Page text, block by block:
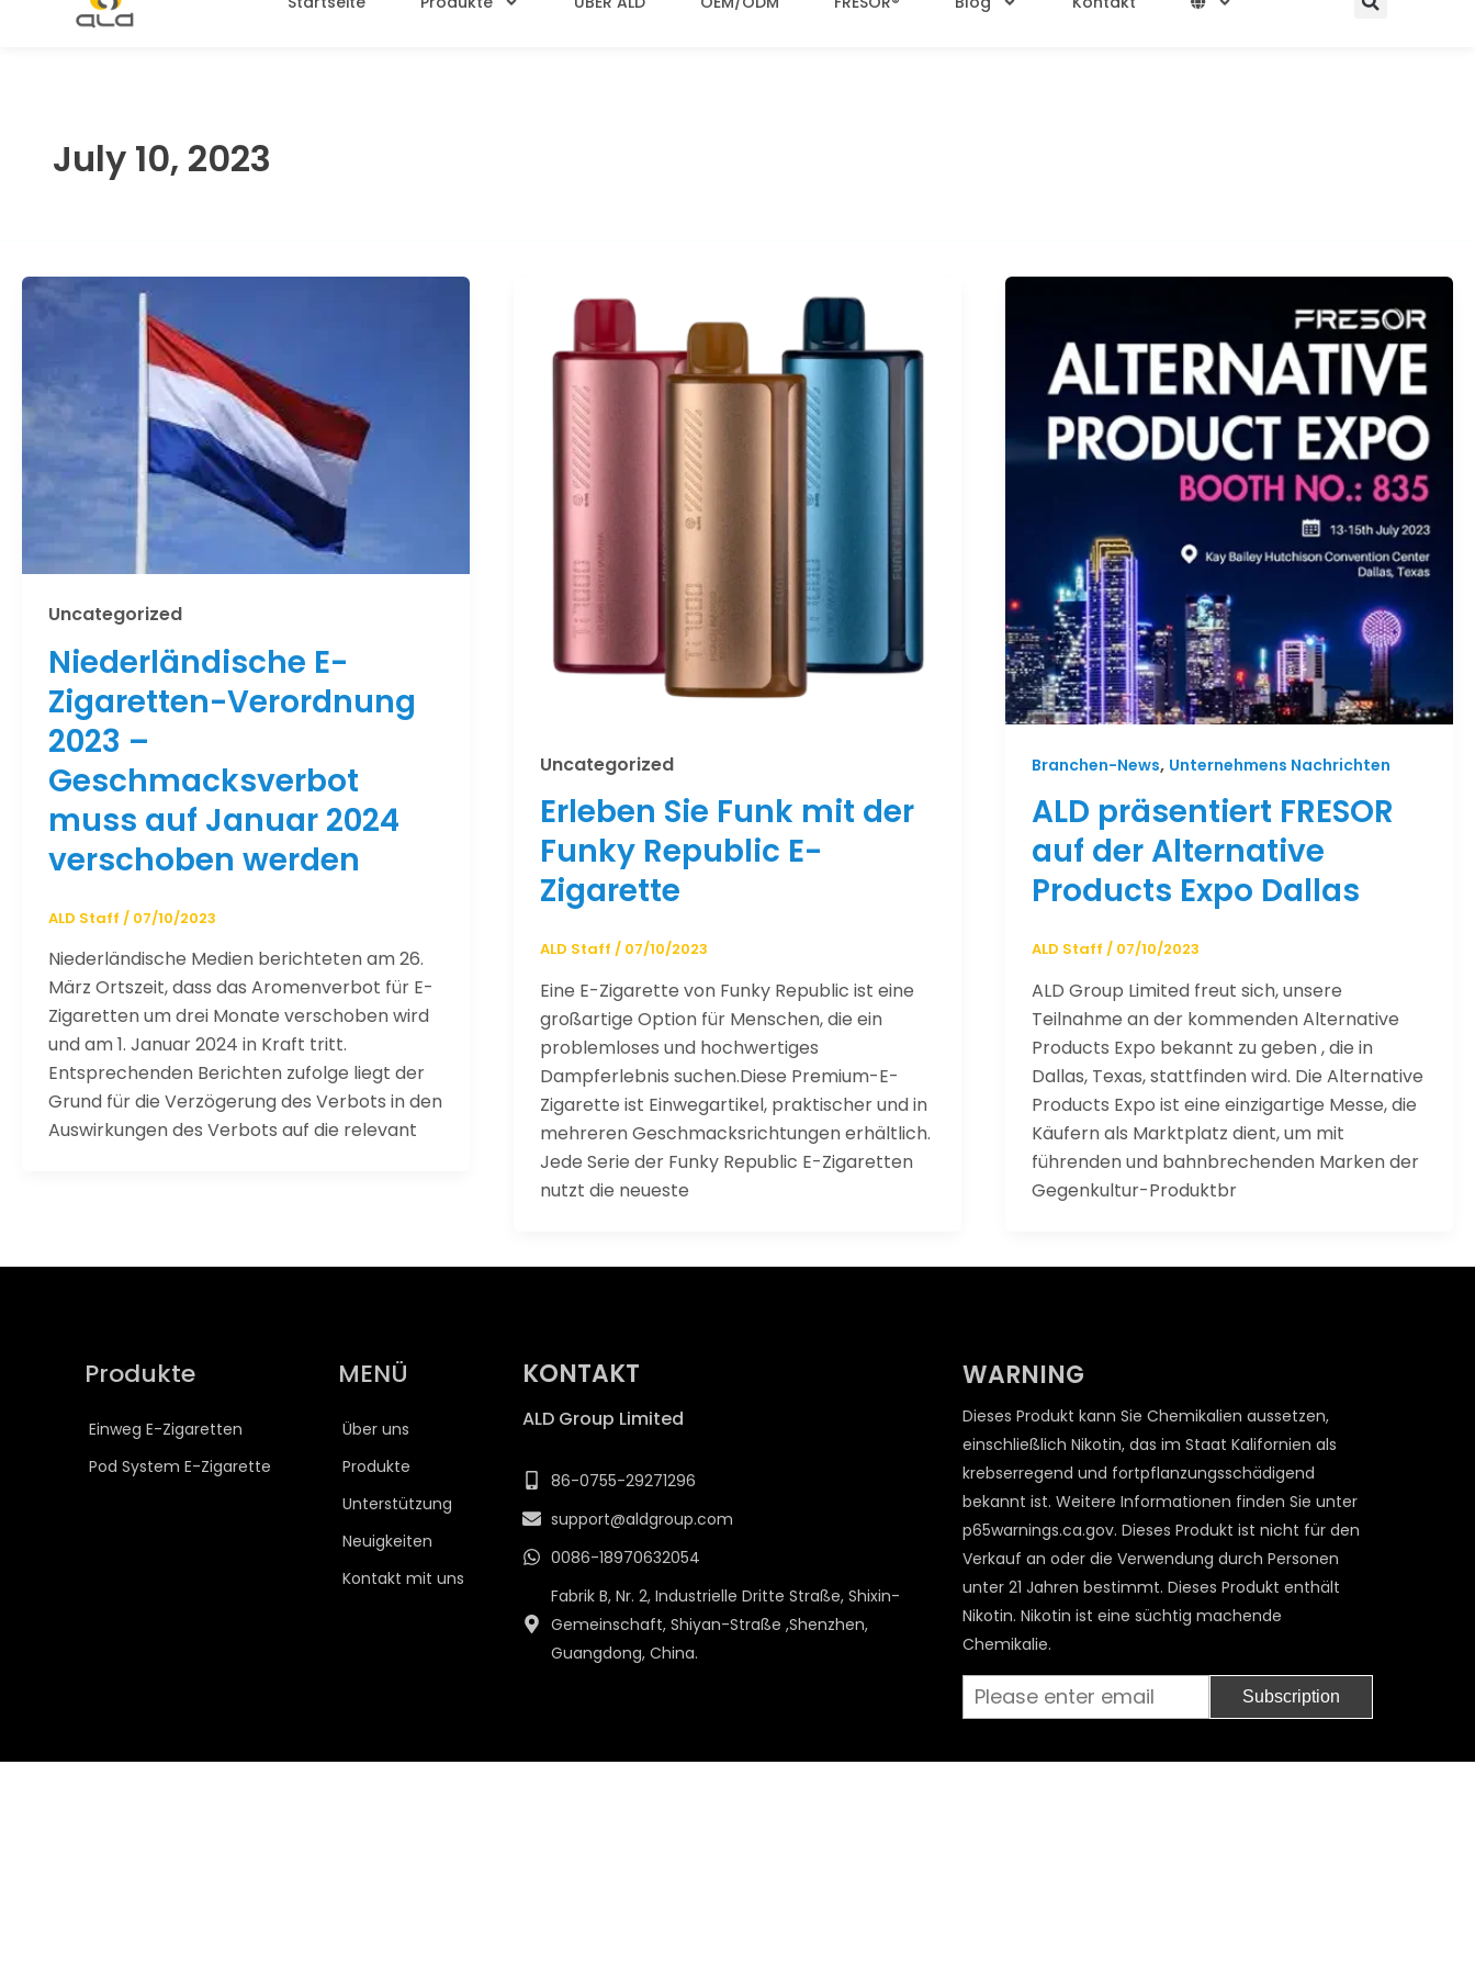
July 10, 2023
Uncategorized
Niederländische E-
Zigaretten-Verordnung
2023 –
Geschmacksverbot
muss auf Januar 2024
verschoben werden
ALD Staff / 07/10/2023
Niederländische Medien berichteten am 26.
März Ortszeit, dass das Aromenverbot für E-
Zigaretten um drei Monate verschoben wird
und am 1. Januar 2024 in Kraft tritt.
Entsprechenden Berichten zufolge liegt der
Grund für die Verzögerung des Verbots in den
Auswirkungen des Verbots auf die relevant
Uncategorized
Erleben Sie Funk mit der
Funky Republic E-
Zigarette
ALD Staff / 07/10/2023
Eine E-Zigarette von Funky Republic ist eine
großartige Option für Menschen, die ein
problemloses und hochwertiges
Dampferlebnis suchen.Diese Premium-E-
Zigarette ist Einwegartikel, praktischer und in
mehreren Geschmacksrichtungen erhältlich.
Jede Serie der Funky Republic E-Zigaretten
nutzt die neueste
Branchen-News, Unternehmens Nachrichten
ALD präsentiert FRESOR
auf der Alternative
Products Expo Dallas
ALD Staff / 07/10/2023
ALD Group Limited freut sich, unsere
Teilnahme an der kommenden Alternative
Products Expo bekannt zu geben , die in
Dallas, Texas, stattfinden wird. Die Alternative
Products Expo ist eine einzigartige Messe, die
Käufern als Marktplatz dient, um mit
führenden und bahnbrechenden Marken der
Gegenkultur-Produktbr
Produkte
Einweg E-Zigaretten
Pod System E-Zigarette
MENÜ
Über uns
Produkte
Unterstützung
Neuigkeiten
Kontakt mit uns
KONTAKT
ALD Group Limited
86-0755-29271296
support@aldgroup.com
0086-18970632054
Fabrik B, Nr. 2, Industrielle Dritte Straße, Shixin-
Gemeinschaft, Shiyan-Straße ,Shenzhen,
Guangdong, China.
WARNING
Dieses Produkt kann Sie Chemikalien aussetzen,
einschließlich Nikotin, das im Staat Kalifornien als
krebserregend und fortpflanzungsschädigend
bekannt ist. Weitere Informationen finden Sie unter
p65warnings.ca.gov. Dieses Produkt ist nicht für den
Verkauf an oder die Verwendung durch Personen
unter 21 Jahren bestimmt. Dieses Produkt enthält
Nikotin. Nikotin ist eine süchtig machende
Chemikalie.
Email Subscription